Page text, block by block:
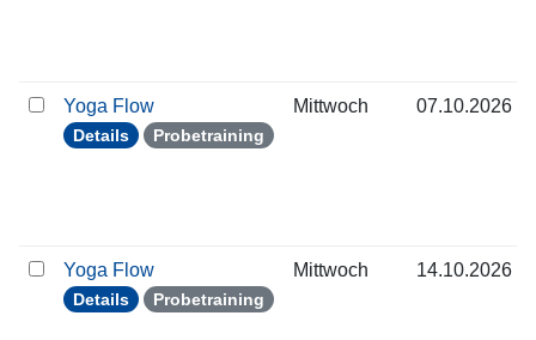
Yoga Flow
Details Probetraining
Mittwoch 07.10.2026
Yoga Flow
Details Probetraining
Mittwoch 14.10.2026